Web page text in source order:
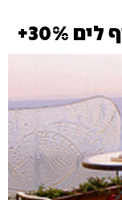
30%+